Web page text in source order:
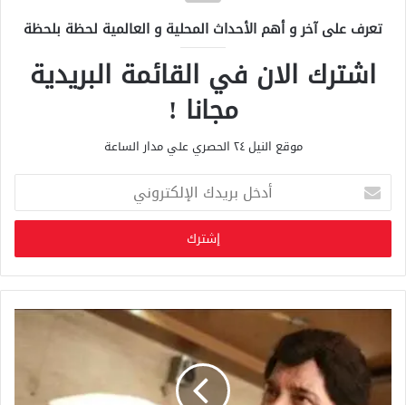
تعرف على آخر و أهم الأحداث المحلية و العالمية لحظة بلحظة
اشترك الان في القائمة البريدية
مجانا !
موقع النيل ٢٤ الحصري علي مدار الساعة
خ
ب
ر
ي
د
ا
ل